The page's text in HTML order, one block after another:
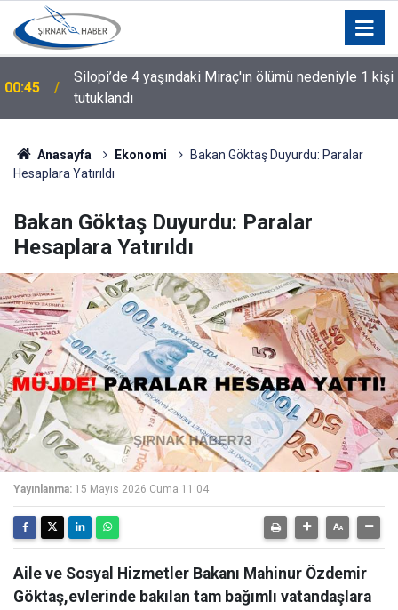
00:45
Silopi’de 4 yaşındaki Miraç'ın ölümü nedeniyle 1 kişi
tutuklandı
Anasayfa Ekonomi
Bakan Göktaş Duyurdu: Paralar
Hesaplara Yatırıldı
Bakan Göktaş Duyurdu: Paralar
Hesaplara Yatırıldı
Yayınlanma: 15 Mayıs 2026 Cuma 11:04
Aile ve Sosyal Hizmetler Bakanı Mahinur Özdemir
Göktaş,evlerinde bakılan tam bağımlı vatandaşlara